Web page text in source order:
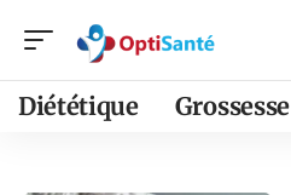
Diététique Grossesse